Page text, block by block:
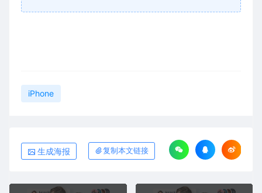
iPhone
生成海报 复制本文链接